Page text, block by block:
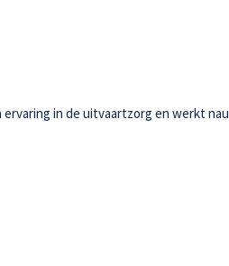
in de uitvaartzorg en werkt